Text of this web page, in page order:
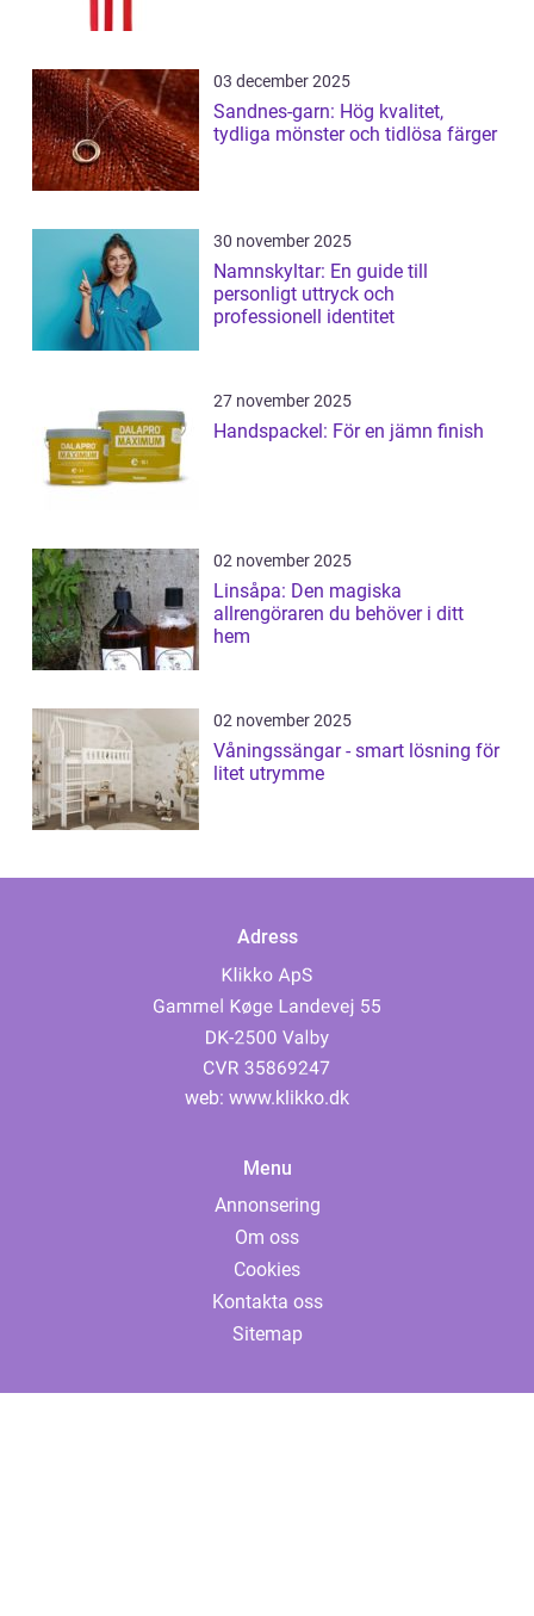
03 december 2025
Sandnes-garn: Hög kvalitet,
tydliga mönster och tidlösa färger
30 november 2025
Namnskyltar: En guide till
personligt uttryck och
professionell identitet
27 november 2025
Handspackel: För en jämn finish
02 november 2025
Linsåpa: Den magiska
allrengöraren du behöver i ditt
hem
02 november 2025
Våningssängar - smart lösning för
litet utrymme
Adress
web: www.klikko.dk
Menu
Annonsering
Om oss
Cookies
Kontakta oss
Sitemap